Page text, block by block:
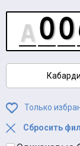
Только
Сбросить